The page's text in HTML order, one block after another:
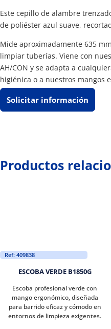
Este cepillo de alambre
de poliéster azul suave,
Mide aproximadamente 635
limpiar tuberías. Viene con
AH/CON y se adapta a
higiénica o a nuestros mangos
Solicitar información
Productos
Ref: 409838
ESCOBA VERDE B1850G
Escoba profesional verde con
mango ergonómico, diseñada
para barrido eficaz y cómodo en
entornos de limpieza exigentes.